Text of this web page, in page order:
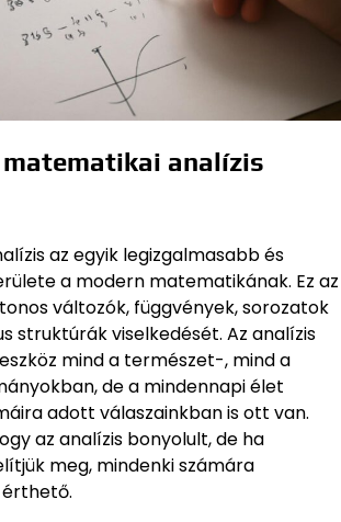
matematikai analízis
az egyik legizgalmasabb és
a modern matematikának. Ez az
változók, függvények, sorozatok
struktúrák viselkedését. Az analízis
mind a természet-, mind a
de a mindennapi élet
adott válaszainkban is ott van.
az analízis bonyolult, de ha
meg, mindenki számára